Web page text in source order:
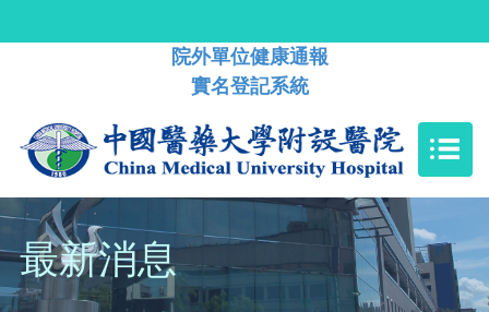
院外單位健康通報
實名登記系統
最新消息